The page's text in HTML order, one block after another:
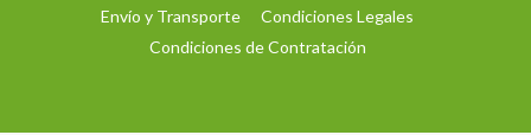
Envío y Transporte
Condiciones Legales
Condiciones de Contratación